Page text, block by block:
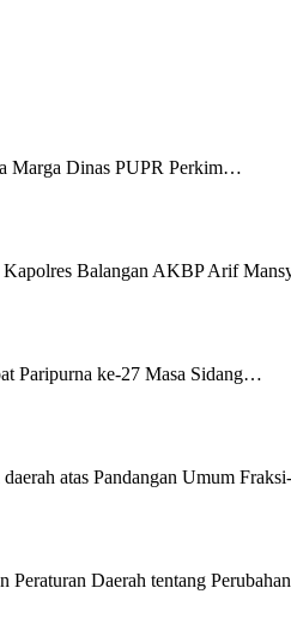
Marga Dinas PUPR Perkim…
Kapolres Balangan AKBP Arif
Paripurna ke-27 Masa Sidang…
atas Pandangan Umum
Peraturan Daerah tentang